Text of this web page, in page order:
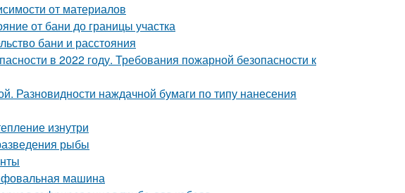
от материалов
от бани до границы участка
бани и расстояния
в 2022 году. Требования пожарной безопасности к
Разновидности наждачной бумаги по типу нанесения
изнутри
рыбы
машина